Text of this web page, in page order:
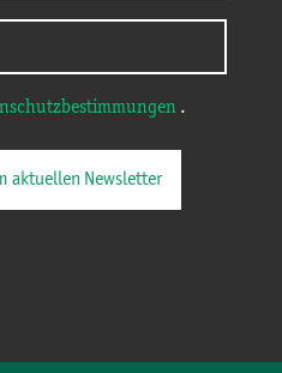
.
aktuellen Newsletter